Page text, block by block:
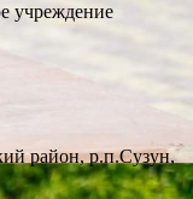
учреждение
район, р.п.Сузун,